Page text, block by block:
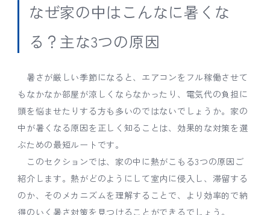
なぜ家の中はこんなに暑くな
る？主な3つの原因
暑さが厳しい季節になると、エアコンをフル稼働させて
もなかなか部屋が涼しくならなかったり、電気代の負担に
頭を悩ませたりする方も多いのではないでしょうか。家の
中が暑くなる原因を正しく知ることは、効果的な対策を選
ぶための最短ルートです。
このセクションでは、家の中に熱がこもる3つの原因ご
紹介します。熱がどのようにして室内に侵入し、滞留する
のか、そのメカニズムを理解することで、より効率的で納
得のいく暑さ対策を見つけることができるでしょう。